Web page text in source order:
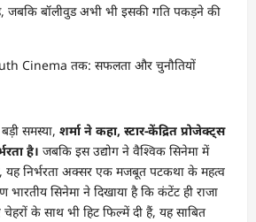
जबकि बॉलीवुड अभी भी इसकी गति पकड़ने की
समस्या, शर्मा ने कहा, स्टार-केंद्रित प्रोजेक्ट्स
है। जबकि इस उद्योग ने वैश्विक सिनेमा में
निर्भरता अक्सर एक मजबूत पटकथा के महत्व
भारतीय सिनेमा ने दिखाया है कि कंटेंट ही राजा
के साथ भी हिट फिल्में दी हैं, यह साबित